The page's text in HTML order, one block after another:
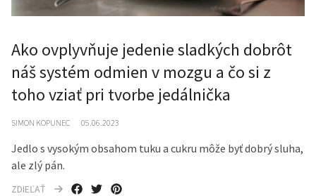
Ako ovplyvňuje jedenie sladkých dobrôt
náš systém odmien v mozgu a čo si z
toho vziať pri tvorbe jedálnička
SIMON KOPUNEC 05.06.2023
Jedlo s vysokým obsahom tuku a cukru môže byť dobrý sluha,
ale zlý pán.
ZDIEĽAŤ